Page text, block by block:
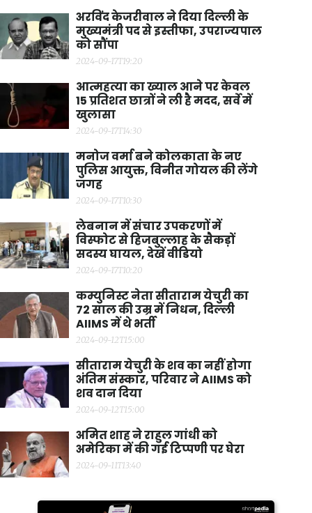
अरविंद केजरीवाल ने दिया दिल्ली के
मुख्यमंत्री पद से इस्तीफा, उपराज्यपाल
को सौंपा
2024-09-17T19:20
आत्महत्या का ख्याल आने पर केवल
15 प्रतिशत छात्रों ने ली है मदद, सर्वे में
खुलासा
2024-09-17T14:30
मनोज वर्मा बने कोलकाता के नए
पुलिस आयुक्त, विनीत गोयल की लेंगे
जगह
2024-09-17T10:30
लेबनान में संचार उपकरणों में
विस्फोट से हिजबुल्लाह के सैकड़ों
सदस्य घायल, देखें वीडियो
2024-09-17T10:20
कम्युनिस्ट नेता सीताराम येचुरी का
72 साल की उम्र में निधन, दिल्ली
AIIMS में थे भर्ती
2024-09-12T15:00
सीताराम येचुरी के शव का नहीं होगा
अंतिम संस्कार, परिवार ने AIIMS को
शव दान दिया
2024-09-12T15:00
अमित शाह ने राहुल गांधी को
अमेरिका में की गई टिप्पणी पर घेरा
2024-09-11T13:40